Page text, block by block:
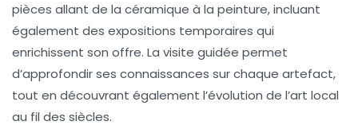
pièces allant de la céramique à la peinture, incluant
également des expositions temporaires qui
enrichissent son offre. La visite guidée permet
d’approfondir ses connaissances sur chaque artefact,
tout en découvrant également l’évolution de l’art local
au fil des siècles.